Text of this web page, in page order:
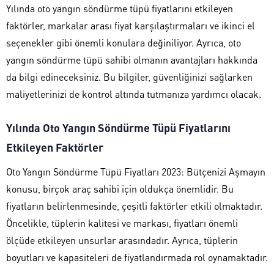
Yılında oto yangın söndürme tüpü fiyatlarını etkileyen
faktörler, markalar arası fiyat karşılaştırmaları ve ikinci el
seçenekler gibi önemli konulara değiniliyor. Ayrıca, oto
yangın söndürme tüpü sahibi olmanın avantajları hakkında
da bilgi edineceksiniz. Bu bilgiler, güvenliğinizi sağlarken
maliyetlerinizi de kontrol altında tutmanıza yardımcı olacak.
Yılında Oto Yangın Söndürme Tüpü Fiyatlarını
Etkileyen Faktörler
Oto Yangın Söndürme Tüpü Fiyatları 2023: Bütçenizi Aşmayın
konusu, birçok araç sahibi için oldukça önemlidir. Bu
fiyatların belirlenmesinde, çeşitli faktörler etkili olmaktadır.
Öncelikle, tüplerin kalitesi ve markası, fiyatları önemli
ölçüde etkileyen unsurlar arasındadır. Ayrıca, tüplerin
boyutları ve kapasiteleri de fiyatlandırmada rol oynamaktadır.